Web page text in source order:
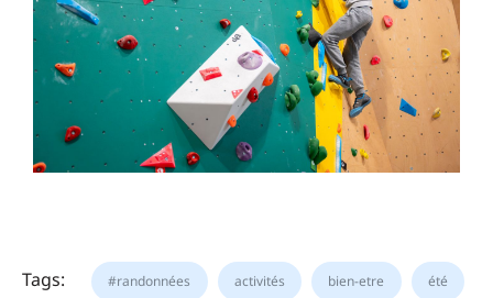
Tags: #randonnées activités bien-etre été